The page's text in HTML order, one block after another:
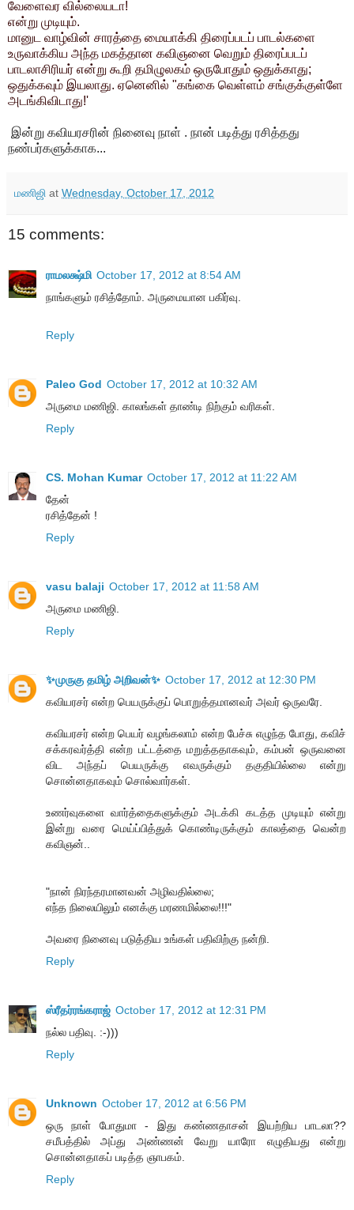
வேளைவர வில்லையடா!
என்று முடியும்.
மானுட வாழ்வின் சாரத்தை மையாக்கி திரைப்படப் பாடல்களை
உருவாக்கிய அந்த மகத்தான கவிஞனை வெறும் திரைப்படப்
பாடலாசிரியர் என்று கூறி தமிழுலகம் ஒருபோதும் ஒதுக்காது;
ஒதுக்கவும் இயலாது. ஏனெனில் "கங்கை வெள்ளம் சங்குக்குள்ளே
அடங்கிவிடாது!'
இன்று கவியரசரின் நினைவு நாள் . நான் படித்து ரசித்தது
நண்பர்களுக்காக...
மணிஜி at Wednesday, October 17, 2012
15 comments:
ராமலக்ஷ்மி October 17, 2012 at 8:54 AM
நாங்களும் ரசித்தோம். அருமையான பகிர்வு.
Reply
Paleo God October 17, 2012 at 10:32 AM
அருமை மணிஜி. காலங்கள் தாண்டி நிற்கும் வரிகள்.
Reply
CS. Mohan Kumar October 17, 2012 at 11:22 AM
தேன்
ரசித்தேன் !
Reply
vasu balaji October 17, 2012 at 11:58 AM
அருமை மணிஜி.
Reply
✨முருகு தமிழ் அறிவன்✨ October 17, 2012 at 12:30 PM
கவியரசர் என்ற பெயருக்குப் பொறுத்தமானவர் அவர் ஒருவரே.
கவியரசர் என்ற பெயர் வழங்கலாம் என்ற பேச்சு எழுந்த போது, கவிச்
சக்கரவர்த்தி என்ற பட்டத்தை மறுத்ததாகவும், கம்பன் ஒருவனை
விட அந்தப் பெயருக்கு எவருக்கும் தகுதியில்லை என்று
சொன்னதாகவும் சொல்வார்கள்.
உணர்வுகளை வார்த்தைகளுக்கும் அடக்கி கடத்த முடியும் என்று
இன்று வரை மெய்ப்பித்துக் கொண்டிருக்கும் காலத்தை வென்ற
கவிஞன்..
"நான் நிரந்தரமானவன் அழிவதில்லை;
எந்த நிலையிலும் எனக்கு மரணமில்லை!!!"
அவரை நினைவு படுத்திய உங்கள் பதிவிற்கு நன்றி.
Reply
ஸ்ரீதர்ரங்கராஜ் October 17, 2012 at 12:31 PM
நல்ல பதிவு. :-)))
Reply
Unknown October 17, 2012 at 6:56 PM
ஒரு நாள் போதுமா - இது கண்ணதாசன் இயற்றிய பாடலா??
சமீபத்தில் அப்து அண்ணன் வேறு யாரோ எழுதியது என்று
சொன்னதாகப் படித்த ஞாபகம்.
Reply